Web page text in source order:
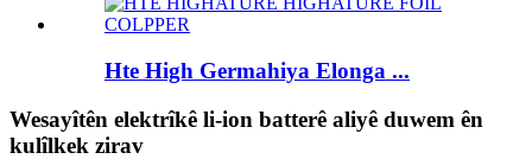
Hte High Germahiya Elonga ...
Wesayîtên elektrîkê li-ion batterê aliyê duwem ên
kulîlkek zirav